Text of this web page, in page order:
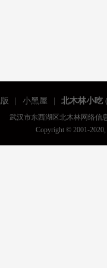
小黑屋 北木林小吃 (
武汉市东西湖区北木林网络信
Copyright © 2001-